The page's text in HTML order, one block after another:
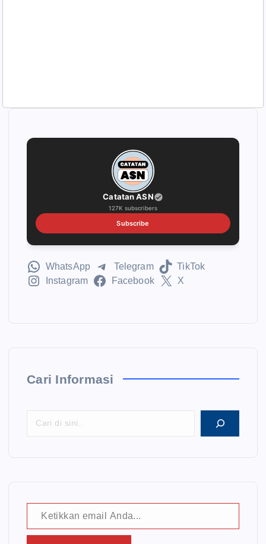
Catatan ASN
127K subscribers
Subscribe
WhatsApp Telegram
TikTok
Instagram
Facebook X
Cari Informasi
Ketikkan email Anda...